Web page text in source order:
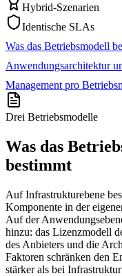
Hybrid-Szenarien
Identische SLAs
Was das Betriebsmodell
Anwendungsarchitektur
Management pro
Drei Betriebsmodelle
Was das
bestimmt
Auf Infrastrukturebene
Komponente in der
Auf der
hinzu: das Lizenzmodell
des Anbieters und die
Faktoren schränken den
stärker als bei